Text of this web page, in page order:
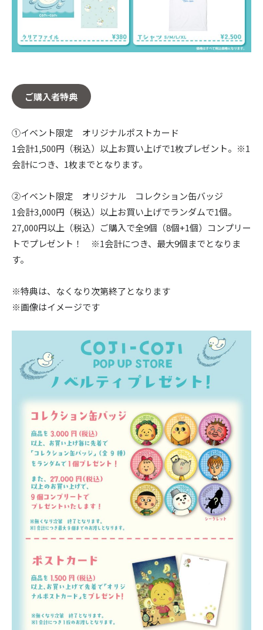
ご購入者特典
①イベント限定 オリジナルポストカード
1会計1,500円（税込）以上お買い上げで1枚プレゼント。※1
会計につき、1枚までとなります。
②イベント限定 オリジナル コレクション缶バッジ
1会計3,000円（税込）以上お買い上げでランダムで1個。
27,000円以上（税込）ご購入で全9個（8個+1個）コンプリー
トでプレゼント！ ※1会計につき、最大9個までとなりま
す。
※特典は、なくなり次第終了となります
※画像はイメージです